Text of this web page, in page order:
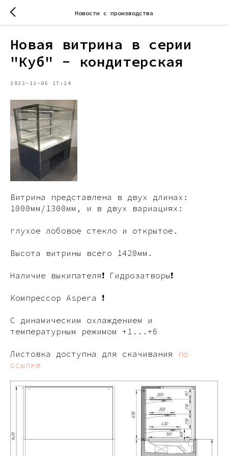
Новости с производства
Новая витрина в серии
"Куб" - кондитерская
2022-12-05 17:14
Витрина представлена в двух длинах:
1000мм/1300мм, и в двух вариациях:
глухое лобовое стекло и открытое.
Высота витрины всего 1420мм.
Наличие выкипателя❗ Гидрозатворы❗
Компрессор Aspera ❗
С динамическим охлаждением и
температурным режимом +1...+6
Листовка доступна для скачивания по
ссылке